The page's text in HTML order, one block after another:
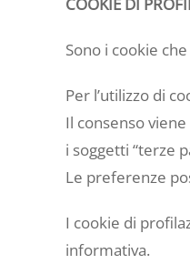
Sono i cookie
Per l’utilizzo di
Il consenso
i soggetti “terze
Le preferenze
I cookie di
informativa.